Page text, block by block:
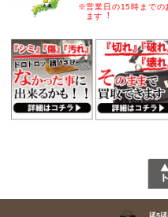
※営業日の15時までの
ます︕